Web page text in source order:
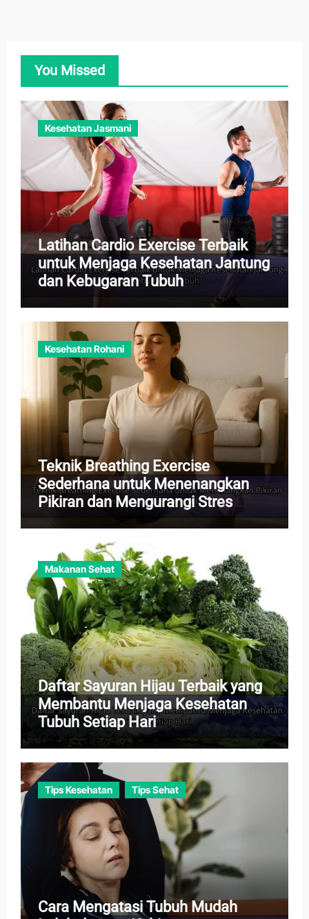
You Missed
Kesehatan Jasmani
Latihan Cardio Exercise Terbaik
untuk Menjaga Kesehatan Jantung
dan Kebugaran Tubuh
Kesehatan Rohani
Teknik Breathing Exercise
Sederhana untuk Menenangkan
Pikiran dan Mengurangi Stres
Harian
Makanan Sehat
Daftar Sayuran Hijau Terbaik yang
Membantu Menjaga Kesehatan
Tubuh Setiap Hari
Tips Kesehatan Tips Sehat
Cara Mengatasi Tubuh Mudah